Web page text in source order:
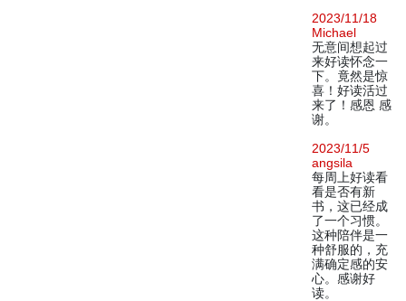
2023/11/18
Michael
无意间想起过
来好读怀念一
下。竟然是惊
喜！好读活过
来了！感恩 感
谢。
2023/11/5
angsila
每周上好读看
看是否有新
书，这已经成
了一个习惯。
这种陪伴是一
种舒服的，充
满确定感的安
心。感谢好
读。